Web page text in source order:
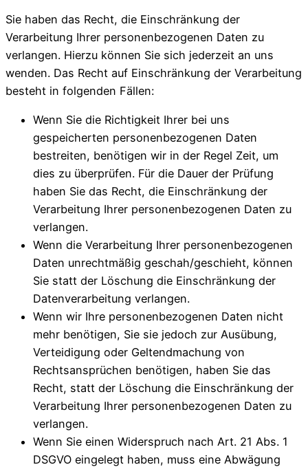
Sie haben das Recht, die Einschränkung der
Verarbeitung Ihrer personenbezogenen Daten zu
verlangen. Hierzu können Sie sich jederzeit an uns
wenden. Das Recht auf Einschränkung der Verarbeitung
besteht in folgenden Fällen:
Wenn Sie die Richtigkeit Ihrer bei uns
gespeicherten personenbezogenen Daten
bestreiten, benötigen wir in der Regel Zeit, um
dies zu überprüfen. Für die Dauer der Prüfung
haben Sie das Recht, die Einschränkung der
Verarbeitung Ihrer personenbezogenen Daten zu
verlangen.
Wenn die Verarbeitung Ihrer personenbezogenen
Daten unrechtmäßig geschah/geschieht, können
Sie statt der Löschung die Einschränkung der
Datenverarbeitung verlangen.
Wenn wir Ihre personenbezogenen Daten nicht
mehr benötigen, Sie sie jedoch zur Ausübung,
Verteidigung oder Geltendmachung von
Rechtsansprüchen benötigen, haben Sie das
Recht, statt der Löschung die Einschränkung der
Verarbeitung Ihrer personenbezogenen Daten zu
verlangen.
Wenn Sie einen Widerspruch nach Art. 21 Abs. 1
DSGVO eingelegt haben, muss eine Abwägung